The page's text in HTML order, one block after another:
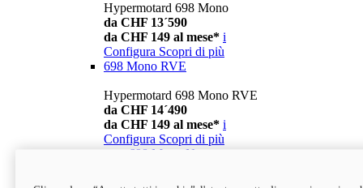
Hypermotard 698 Mono
da CHF 13´590
da CHF 149 al mese* i
Configura Scopri di più
698 Mono RVE
Hypermotard 698 Mono RVE
da CHF 14´490
da CHF 149 al mese* i
Configura Scopri di più
698 Mono Nera
Hypermotard 698 Mono Nera